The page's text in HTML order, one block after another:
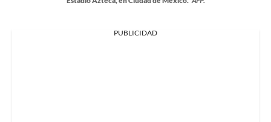
PUBLICIDAD